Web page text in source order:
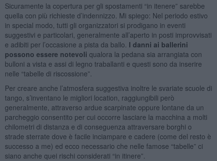
Sicuramente la copertura per gli spostamenti “in itenere” sarebbe
quella con più richieste d’indennizzo. Mi spiego: Nel periodo estivo
in special modo, tutti gli organizzatori si prodigano in eventi
suggestivi e particolari, generalmente all’aperto in posti improvvisati
e adibiti per l’occasione a pista da ballo. I danni ai ballerini
possono essere notevoli qualora la pedana sia arrangiata con
bulloni a vista e assi di legno traballanti e questi sono da inserire
nelle “tabelle di riscossione”.
Per creare anche l’atmosfera suggestiva inoltre le svariate scuole di
tango, s’inventano le migliori location, raggiungibili però
generalmente, attraverso ardue scarpinate oppure lontane da un
parcheggio consentito per cui occorre lasciare la macchina a molti
chilometri di distanza e di conseguenza attraversare borghi o
strade sterrate dove è facile inciampare e cadere (come del resto è
successo a me) ed ecco necessario che nelle famose “tabelle” ci
siano anche quei rischi considerati “in itinere”.